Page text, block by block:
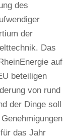
des
der
Das
auf
beteiligen
von rund
der Dinge soll
das Jahr